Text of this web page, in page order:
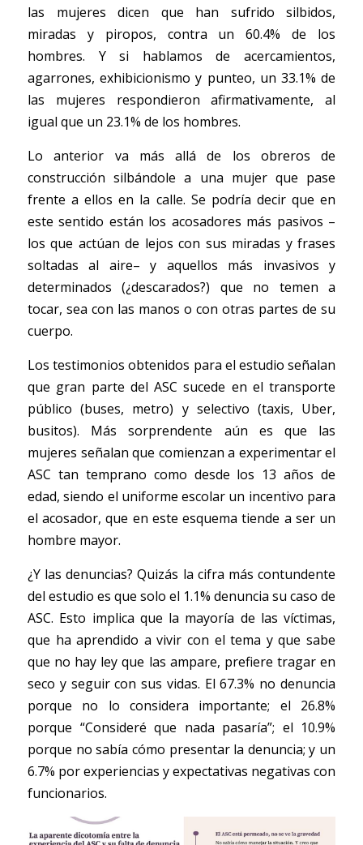
las mujeres dicen que han sufrido silbidos,
miradas y piropos, contra un 60.4% de los
hombres. Y si hablamos de acercamientos,
agarrones, exhibicionismo y punteo, un 33.1% de
las mujeres respondieron afirmativamente, al
igual que un 23.1% de los hombres.
Lo anterior va más allá de los obreros de
construcción silbándole a una mujer que pase
frente a ellos en la calle. Se podría decir que en
este sentido están los acosadores más pasivos –
los que actúan de lejos con sus miradas y frases
soltadas al aire– y aquellos más invasivos y
determinados (¿descarados?) que no temen a
tocar, sea con las manos o con otras partes de su
cuerpo.
Los testimonios obtenidos para el estudio señalan
que gran parte del ASC sucede en el transporte
público (buses, metro) y selectivo (taxis, Uber,
busitos). Más sorprendente aún es que las
mujeres señalan que comienzan a experimentar el
ASC tan temprano como desde los 13 años de
edad, siendo el uniforme escolar un incentivo para
el acosador, que en este esquema tiende a ser un
hombre mayor.
¿Y las denuncias? Quizás la cifra más contundente
del estudio es que solo el 1.1% denuncia su caso de
ASC. Esto implica que la mayoría de las víctimas,
que ha aprendido a vivir con el tema y que sabe
que no hay ley que las ampare, prefiere tragar en
seco y seguir con sus vidas. El 67.3% no denuncia
porque no lo considera importante; el 26.8%
porque “Consideré que nada pasaría”; el 10.9%
porque no sabía cómo presentar la denuncia; y un
6.7% por experiencias y expectativas negativas con
funcionarios.